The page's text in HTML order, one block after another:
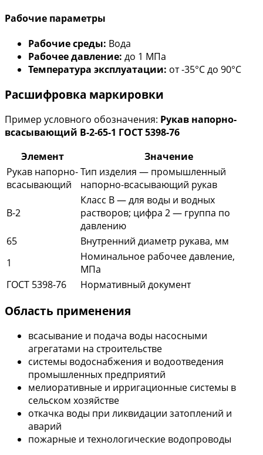
Рабочие параметры
Рабочие среды: Вода
Рабочее давление: до 1 МПа
Температура эксплуатации: от -35°С до 90°С
Расшифровка маркировки
Пример условного обозначения: Рукав напорно-
всасывающий В-2-65-1 ГОСТ 5398-76
Элемент
Значение
Рукав напорно-
всасывающий
Тип изделия — промышленный
напорно-всасывающий рукав
В-2
Класс В — для воды и водных
растворов; цифра 2 — группа по
давлению
65
Внутренний диаметр рукава, мм
1
Номинальное рабочее давление,
МПа
ГОСТ 5398-76
Нормативный документ
Область применения
всасывание и подача воды насосными
агрегатами на строительстве
системы водоснабжения и водоотведения
промышленных предприятий
мелиоративные и ирригационные системы в
сельском хозяйстве
откачка воды при ликвидации затоплений и
аварий
пожарные и технологические водопроводы